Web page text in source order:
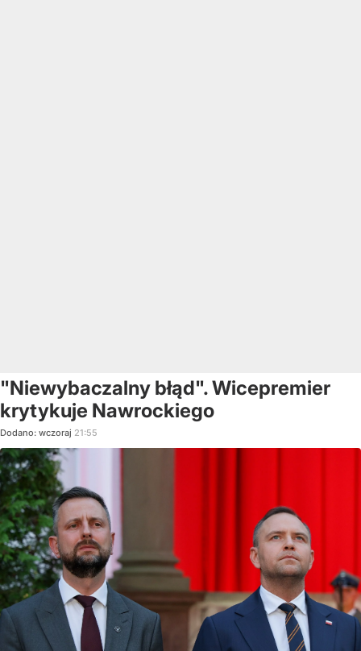
"Niewybaczalny błąd". Wicepremier
krytykuje Nawrockiego
Dodano: wczoraj 21:55